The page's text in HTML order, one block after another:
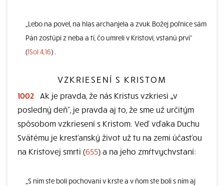
„Lebo na povel, na hlas archanjela a zvuk Božej poľnice sám
Pán zostúpi z neba a tí, čo umreli v Kristovi, vstanú prví“
(1Sol 4,16) .
VZKRIESENÍ S KRISTOM
1002
Ak je pravda, že nás Kristus vzkriesi „v
posledný deň“, je pravda aj to, že sme už určitým
spôsobom vzkriesení s Kristom. Veď vďaka Duchu
Svätému je kresťanský život už tu na zemi účasťou
na Kristovej smrti (655) a na jeho zmŕtvychvstaní:
„S ním ste boli pochovaní v krste a v ňom ste boli s ním aj